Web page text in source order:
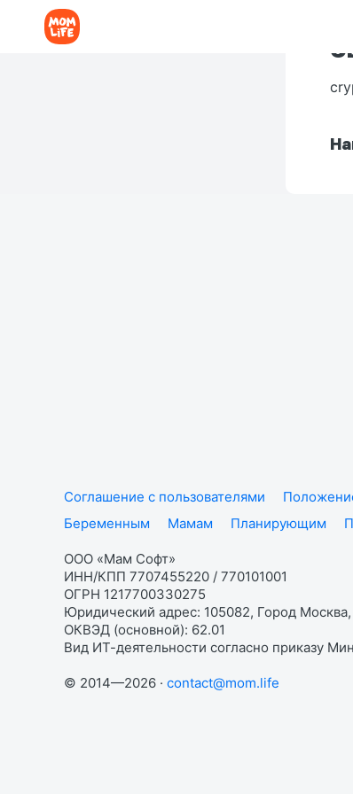
Соглашение с пользователями
Беременным
Мамам Планирующим
ООО «Мам Софт»
ИНН/КПП 7707455220 / 770101001
ОГРН 1217700330275
Юридический адрес: 105082, Город
ОКВЭД (основной): 62.01
Вид ИТ-деятельности согласно приказу
© 2014—2026 · contact@mom.life